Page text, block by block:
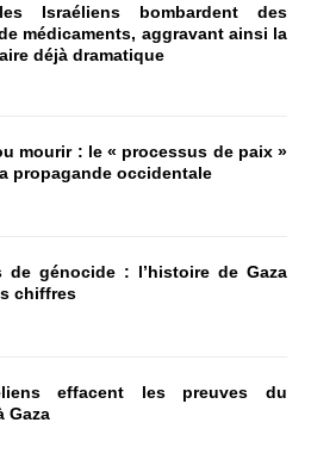
Israéliens bombardent des
médicaments, aggravant ainsi la
déjà dramatique
mourir : le « processus de paix »
propagande occidentale
de génocide : l’histoire de Gaza
chiffres
effacent les preuves du
Gaza